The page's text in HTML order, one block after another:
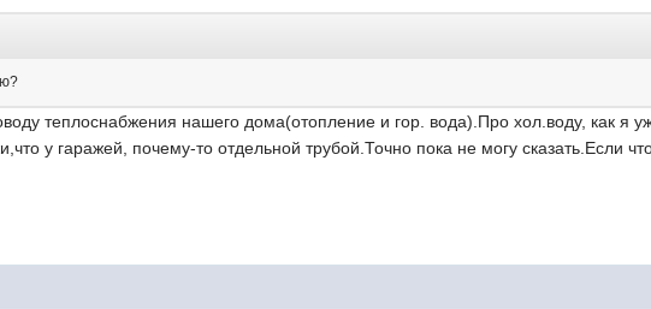
теплоснабжения нашего дома(отопление и гор. вода).Про хол.воду, как я
у гаражей, почему-то отдельной трубой.Точно пока не могу сказать.Если